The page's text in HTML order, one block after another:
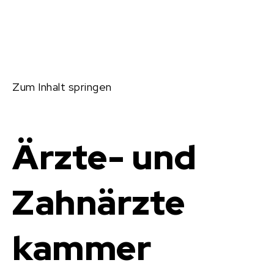
Zum Inhalt springen
Ärzte- und
Zahnärzte
kammer